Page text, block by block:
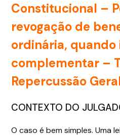
Constitucional –
revogação de
ordinária,
complementar –
Repercussão
CONTEXTO DO
O caso é bem simples. Uma